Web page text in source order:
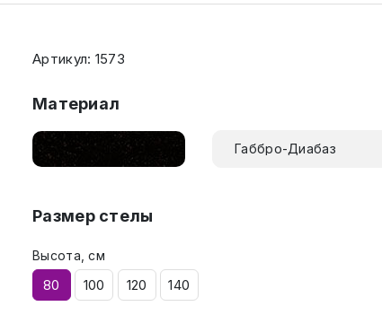
Артикул: 1573
Материал
Габбро-Диабаз
Размер стелы
Высота, см
80 100 120 140